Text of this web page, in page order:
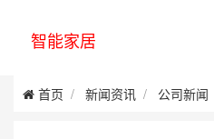
智能家居
首页 新闻资讯 公司新闻